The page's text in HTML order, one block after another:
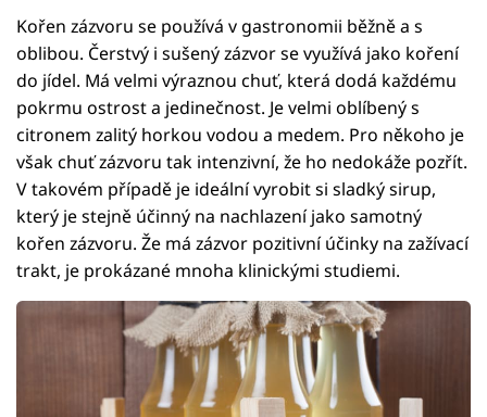
Kořen zázvoru se používá v gastronomii běžně a s
oblibou. Čerstvý i sušený zázvor se využívá jako koření
do jídel. Má velmi výraznou chuť, která dodá každému
pokrmu ostrost a jedinečnost. Je velmi oblíbený s
citronem zalitý horkou vodou a medem. Pro někoho je
však chuť zázvoru tak intenzivní, že ho nedokáže pozřít.
V takovém případě je ideální vyrobit si sladký sirup,
který je stejně účinný na nachlazení jako samotný
kořen zázvoru. Že má zázvor pozitivní účinky na zažívací
trakt, je prokázané mnoha klinickými studiemi.